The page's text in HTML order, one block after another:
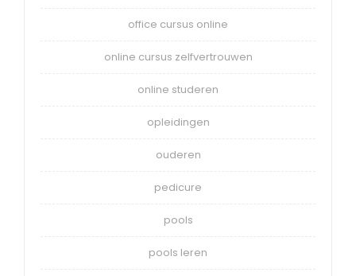
office cursus online
online cursus zelfvertrouwen
online studeren
opleidingen
ouderen
pedicure
pools
pools leren